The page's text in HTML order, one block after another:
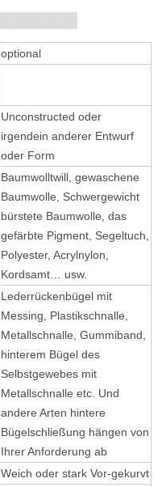
optional
Unconstructed oder
irgendein anderer Entwurf
oder Form
Baumwolltwill, gewaschene
Baumwolle, Schwergewicht
bürstete Baumwolle, das
gefärbte Pigment, Segeltuch,
Polyester, Acrylnylon,
Kordsamt… usw.
Lederrückenbügel mit
Messing, Plastikschnalle,
Metallschnalle, Gummiband,
hinterem Bügel des
Selbstgewebes mit
Metallschnalle etc. Und
andere Arten hintere
Bügelschließung hängen von
Ihrer Anforderung ab
Weich oder stark Vor-gekurvt